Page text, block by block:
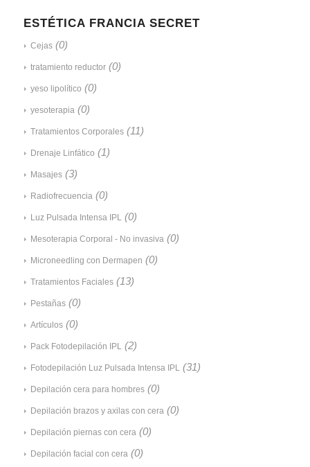
ESTÉTICA FRANCIA SECRET
Cejas (0)
tratamiento reductor (0)
yeso lipolítico (0)
yesoterapia (0)
Tratamientos Corporales (11)
Drenaje Linfático (1)
Masajes (3)
Radiofrecuencia (0)
Luz Pulsada Intensa IPL (0)
Mesoterapia Corporal - No invasiva (0)
Microneedling con Dermapen (0)
Tratamientos Faciales (13)
Pestañas (0)
Artículos (0)
Pack Fotodepilación IPL (2)
Fotodepilación Luz Pulsada Intensa IPL (31)
Depilación cera para hombres (0)
Depilación brazos y axilas con cera (0)
Depilación piernas con cera (0)
Depilación facial con cera (0)